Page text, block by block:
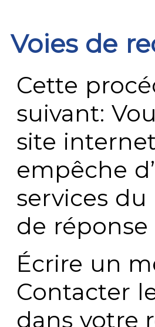
Voies de
Cette
suivant:
site
empêche
services
de réponse
Écrire un
Contacter
dans votre